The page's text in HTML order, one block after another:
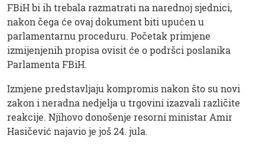
FBiH bi ih trebala razmatrati na narednoj sjednici,
nakon čega će ovaj dokument biti upućen u
parlamentarnu proceduru. Početak primjene
izmijenjenih propisa ovisit će o podršci poslanika
Parlamenta FBiH.
Izmjene predstavljaju kompromis nakon što su novi
zakon i neradna nedjelja u trgovini izazvali različite
reakcije. Njihovo donošenje resorni ministar Amir
Hasičević najavio je još 24. jula.